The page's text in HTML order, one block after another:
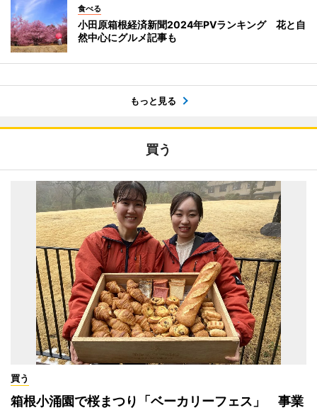
食べる
小田原箱根経済新聞2024年PVランキング 花と自
然中心にグルメ記事も
もっと見る
買う
買う
箱根小涌園で桜まつり「ベーカリーフェス」 事業